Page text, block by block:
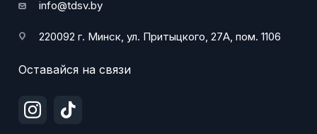
info@tdsv.by
220092 г. Минск, ул. Притыцкого, 27А, пом. 1106
Оставайся на связи